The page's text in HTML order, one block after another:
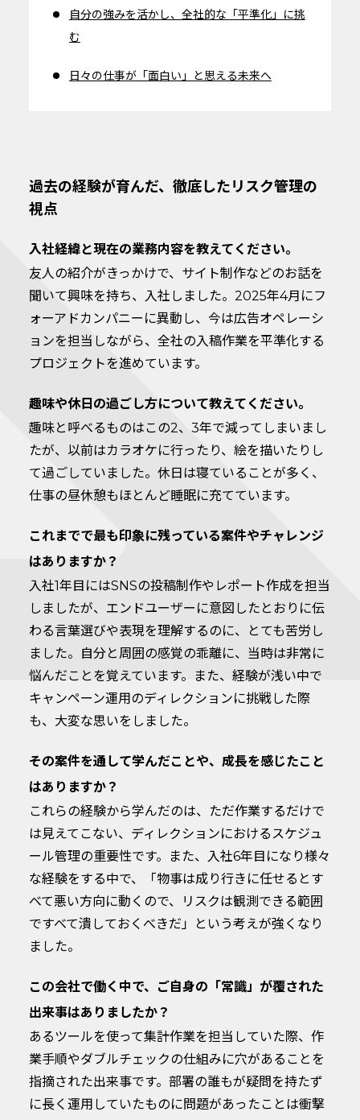
自分の強みを活かし、全社的な「平準化」に挑
む
日々の仕事が「面白い」と思える未来へ
過去の経験が育んだ、徹底したリスク管理の
視点
入社経緯と現在の業務内容を教えてください。
友人の紹介がきっかけで、サイト制作などのお話を
聞いて興味を持ち、入社しました。2025年4月にフ
ォーアドカンパニーに異動し、今は広告オペレーシ
ョンを担当しながら、全社の入稿作業を平準化する
プロジェクトを進めています。
趣味や休日の過ごし方について教えてください。
趣味と呼べるものはこの2、3年で減ってしまいまし
たが、以前はカラオケに行ったり、絵を描いたりし
て過ごしていました。休日は寝ていることが多く、
仕事の昼休憩もほとんど睡眠に充てています。
これまでで最も印象に残っている案件やチャレンジ
はありますか？
入社1年目にはSNSの投稿制作やレポート作成を担当
しましたが、エンドユーザーに意図したとおりに伝
わる言葉選びや表現を理解するのに、とても苦労し
ました。自分と周囲の感覚の乖離に、当時は非常に
悩んだことを覚えています。また、経験が浅い中で
キャンペーン運用のディレクションに挑戦した際
も、大変な思いをしました。
その案件を通して学んだことや、成長を感じたこと
はありますか？
これらの経験から学んだのは、ただ作業するだけで
は見えてこない、ディレクションにおけるスケジュ
ール管理の重要性です。また、入社6年目になり様々
な経験をする中で、「物事は成り行きに任せるとす
べて悪い方向に動くので、リスクは観測できる範囲
ですべて潰しておくべきだ」という考えが強くなり
ました。
この会社で働く中で、ご自身の「常識」が覆された
出来事はありましたか？
あるツールを使って集計作業を担当していた際、作
業手順やダブルチェックの仕組みに穴があることを
指摘された出来事です。部署の誰もが疑問を持たず
に長く運用していたものに問題があったことは衝撃